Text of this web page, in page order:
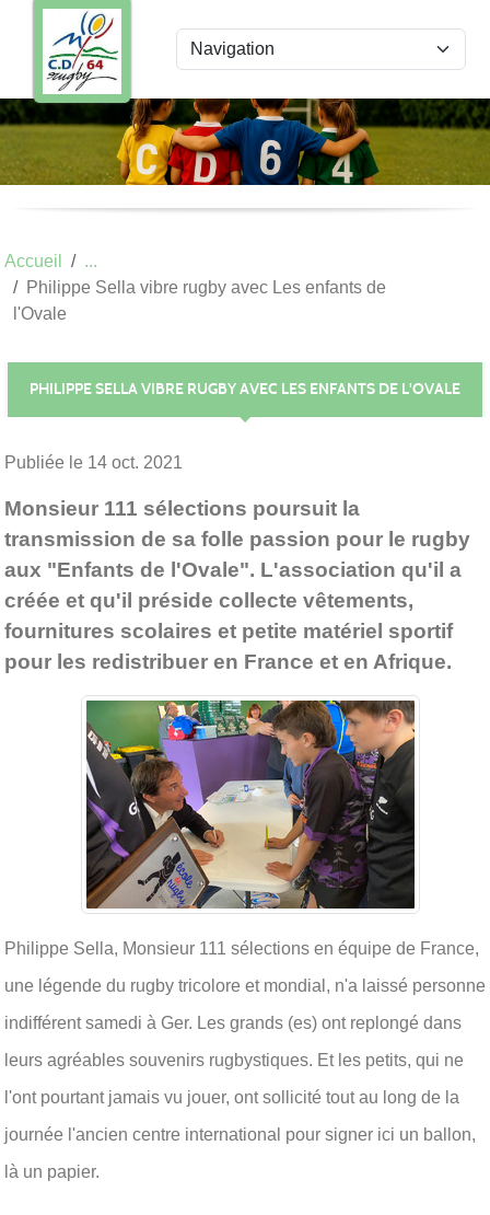
Accueil
Philippe Sella vibre rugby avec Les enfants de
l'Ovale
PHILIPPE SELLA VIBRE RUGBY AVEC LES ENFANTS DE L'OVALE
Publiée le 14 oct. 2021
Monsieur 111 sélections poursuit la
transmission de sa folle passion pour le rugby
aux "Enfants de l'Ovale". L'association qu'il a
créée et qu'il préside collecte vêtements,
fournitures scolaires et petite matériel sportif
pour les redistribuer en France et en Afrique.
Philippe Sella, Monsieur 111 sélections en équipe de France,
une légende du rugby tricolore et mondial, n'a laissé personne
indifférent samedi à Ger. Les grands (es) ont replongé dans
leurs agréables souvenirs rugbystiques. Et les petits, qui ne
l'ont pourtant jamais vu jouer, ont sollicité tout au long de la
journée l'ancien centre international pour signer ici un ballon,
là un papier.
Panneau de gestion des cookies